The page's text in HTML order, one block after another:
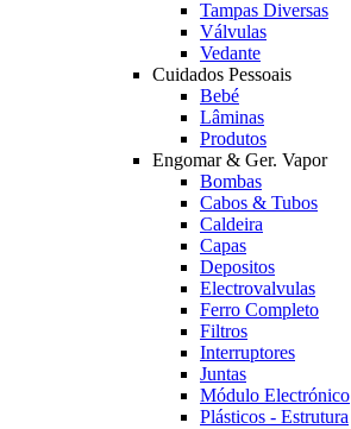
Tampas Diversas
Válvulas
Vedante
Cuidados Pessoais
Bebé
Lâminas
Produtos
Engomar & Ger. Vapor
Bombas
Cabos & Tubos
Caldeira
Capas
Depositos
Electrovalvulas
Ferro Completo
Filtros
Interruptores
Juntas
Módulo Electrónico
Plásticos - Estrutura